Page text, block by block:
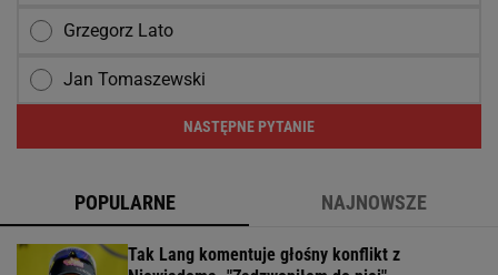
Grzegorz Lato
Jan Tomaszewski
NASTĘPNE PYTANIE
POPULARNE NAJNOWSZE
Tak Lang komentuje głośny konflikt z